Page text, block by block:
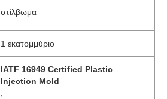
στίλβωμα
1 εκατομμύριο
IATF 16949 Certified Plastic
Injection Mold